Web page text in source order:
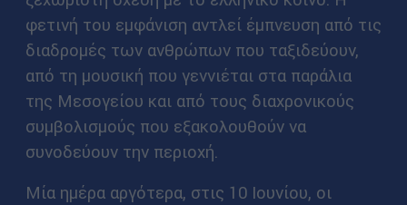
φετινή του εμφάνιση αντλεί έμπνευση από τις
διαδρομές των ανθρώπων που ταξιδεύουν,
από τη μουσική που γεννιέται στα παράλια
της Μεσογείου και από τους διαχρονικούς
συμβολισμούς που εξακολουθούν να
συνοδεύουν την περιοχή.
Μία ημέρα αργότερα, στις 10 Ιουνίου, οι